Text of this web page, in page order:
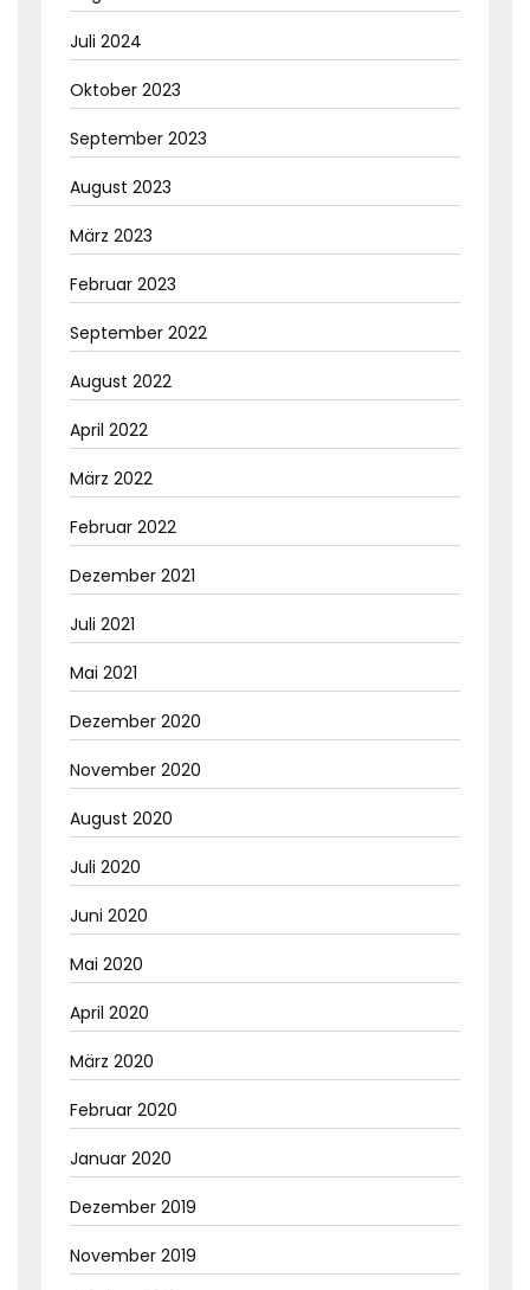
Juli 2024
Oktober 2023
September 2023
August 2023
März 2023
Februar 2023
September 2022
August 2022
April 2022
März 2022
Februar 2022
Dezember 2021
Juli 2021
Mai 2021
Dezember 2020
November 2020
August 2020
Juli 2020
Juni 2020
Mai 2020
April 2020
März 2020
Februar 2020
Januar 2020
Dezember 2019
November 2019